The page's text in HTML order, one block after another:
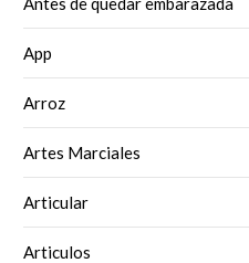
App
Arroz
Artes Marciales
Articular
Articulos